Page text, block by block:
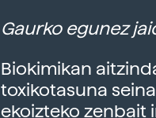
Gaurko egunez
Biokimikan
toxikotasuna
ekoizteko zenbait